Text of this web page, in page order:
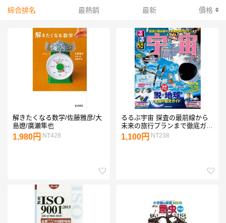
綜合排名 最熱銷 最新 價格
解きたくなる数学/佐藤雅彦/大
島遼/廣瀬隼也
1,980円 NT428
るるぶ宇宙 探査の最前線から
未来の旅行プランまで徹底ガイ
ド/林公代
1,100円 NT238